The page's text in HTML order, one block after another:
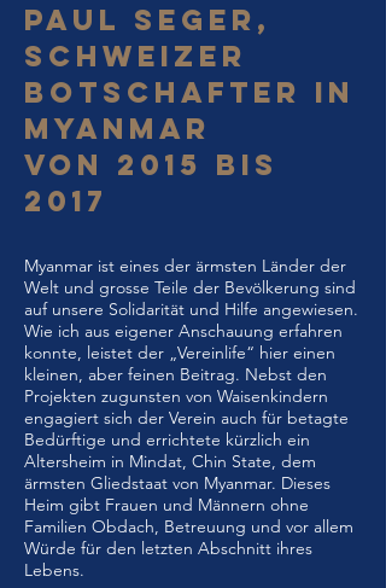
PAUL SEGER,
SCHWEIZEr
BOTSCHAFTER in
myanmar
von 2015 bis
2017
Myanmar ist eines der ärmsten Länder der
Welt und grosse Teile der Bevölkerung sind
auf unsere Solidarität und Hilfe angewiesen.
Wie ich aus eigener Anschauung erfahren
konnte, leistet der „Vereinlife“ hier einen
kleinen, aber feinen Beitrag. Nebst den
Projekten zugunsten von Waisenkindern
engagiert sich der Verein auch für betagte
Bedürftige und errichtete kürzlich ein
Altersheim in Mindat, Chin State, dem
ärmsten Gliedstaat von Myanmar. Dieses
Heim gibt Frauen und Männern ohne
Familien Obdach, Betreuung und vor allem
Würde für den letzten Abschnitt ihres
Lebens.